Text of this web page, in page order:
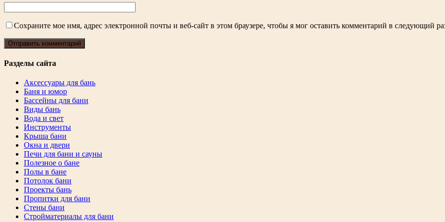
Сохраните мое имя, адрес электронной почты и веб-сайт в этом браузере, чтобы я мог оставить комментарий в следующий
Разделы сайта
Аксессуары для бань
Баня и юмор
Бассейны для бани
Виды бань
Вода и свет
Инструменты
Крыша бани
Окна и двери
Печи для бани и сауны
Полезное о бане
Полы в бане
Потолок бани
Проекты бань
Пропитки для бани
Стены бани
Стройматериалы для бани